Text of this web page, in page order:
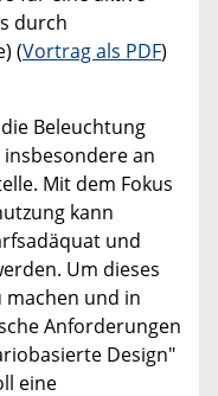
durch
(Vortrag als PDF)
Beleuchtung
an
Mit dem Fokus
kann
und
Um dieses
machen und in
Anforderungen
Design"
eine